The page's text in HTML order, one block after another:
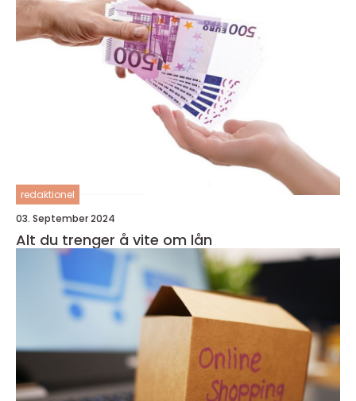
redaktionel
03. September 2024
Alt du trenger å vite om lån